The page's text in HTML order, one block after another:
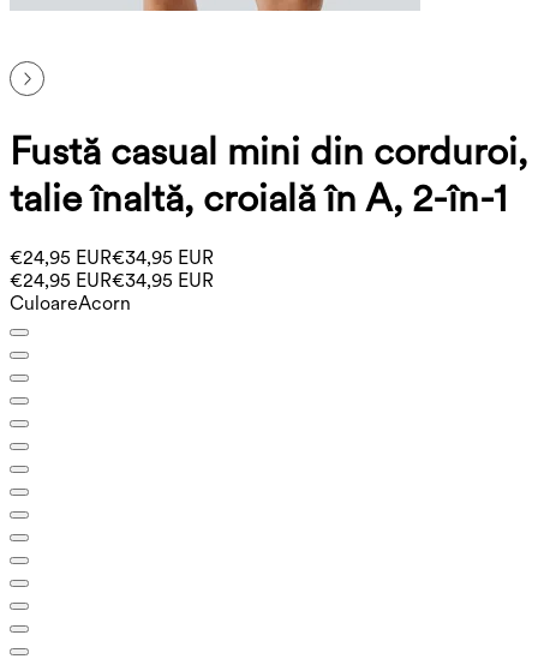
Fustă casual mini din corduroi,
talie înaltă, croială în A, 2-în-1
€24,95 EUR€34,95 EUR
€24,95 EUR€34,95 EUR
CuloareAcorn